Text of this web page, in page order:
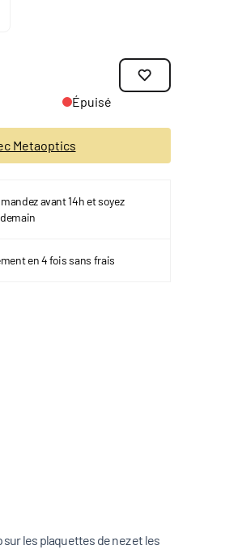
Épuisé
Metaoptics
avant 14h et soyez
en 4 fois sans frais
les plaquettes de nez et les